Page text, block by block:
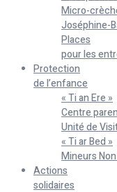
Micro-
Joséphine-
Places
pour les
Protection
de l’enfance
« Ti an Ere »
Centre
Unité de
« Ti ar Bed »
Mineurs
Actions
solidaires